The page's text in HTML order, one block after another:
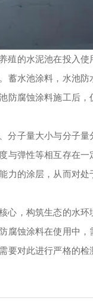
的水泥池在投入使
蓄水池涂料，水池
防腐蚀涂料施工后
分子量大小与分子
弹性等相互存在一
力的涂层，从而对
心，构筑生态的水
腐蚀涂料在使用中
要对此进行严格的